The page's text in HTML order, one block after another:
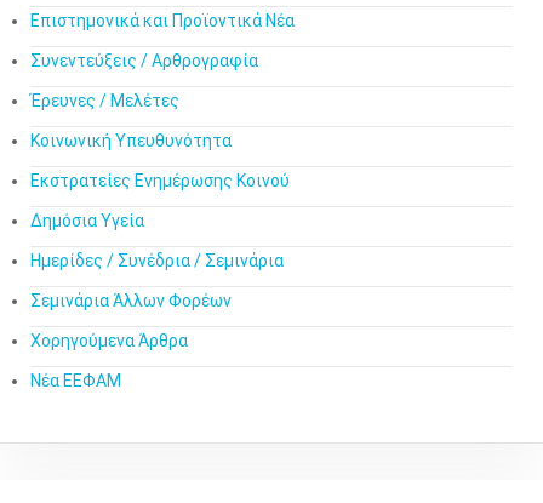
Επιστημονικά και Προϊοντικά Νέα
Συνεντεύξεις / Αρθρογραφία
Έρευνες / Μελέτες
Κοινωνική Υπευθυνότητα
Εκστρατείες Ενημέρωσης Κοινού
Δημόσια Υγεία
Ημερίδες / Συνέδρια / Σεμινάρια
Σεμινάρια Άλλων Φορέων
Χορηγούμενα Άρθρα
Νέα ΕΕΦΑΜ